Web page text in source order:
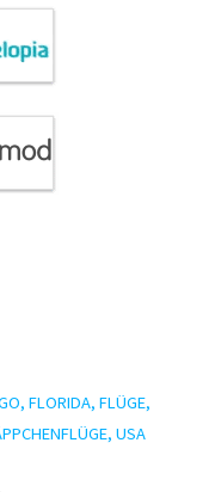
, FLORIDA, FLÜGE,
,USA